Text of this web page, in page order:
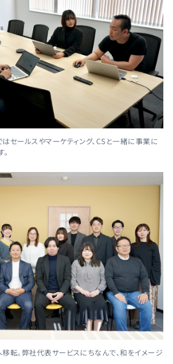
セールスやマーケティング、CSと一緒に事業に
転。弊社代表サービスにちなんで、和をイメージ